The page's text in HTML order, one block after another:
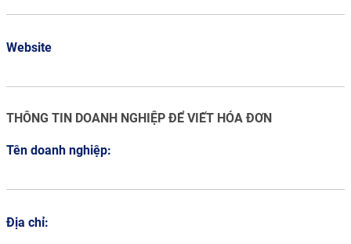
Website
THÔNG TIN DOANH NGHIỆP ĐỂ VIẾT HÓA ĐƠN
Tên doanh nghiệp:
Địa chỉ: